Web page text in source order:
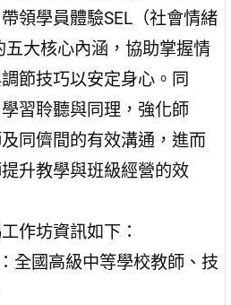
領學員體驗SEL（社會情緒
五大核心內涵，協助掌握情
節技巧以安定身心。同
習聆聽與同理，強化師
同儕間的有效溝通，進而
升教學與班級經營的效
作坊資訊如下：
全國高級中等學校教師、技